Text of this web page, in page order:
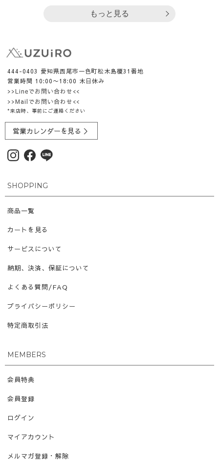
もっと見る
444-0403 愛知県西尾市一色町松木島榎31番地
営業時間 10:00〜18:00 木日休み
>>Lineでお問い合わせ<<
>>Mailでお問い合わせ<<
*来店時、事前にご連絡ください
営業カレンダーを見る ＞
SHOPPING
商品一覧
カートを見る
サービスについて
納期、決済、保証について
よくある質問/FAQ
プライバシーポリシー
特定商取引法
MEMBERS
会員特典
会員登録
ログイン
マイアカウント
メルマガ登録・解除